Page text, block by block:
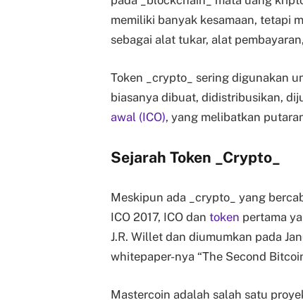
memiliki banyak kesamaan, tetapi
sebagai alat tukar, alat
Token _crypto_ sering digunakan
biasanya dibuat, didistribusikan,
awal (ICO), yang melibatkan
Sejarah Token Crypto
Meskipun ada _crypto_ yang
ICO 2017, ICO dan token pertama
J.R. Willet dan diumumkan pada
whitepaper-nya “The Second
Mastercoin adalah salah satu